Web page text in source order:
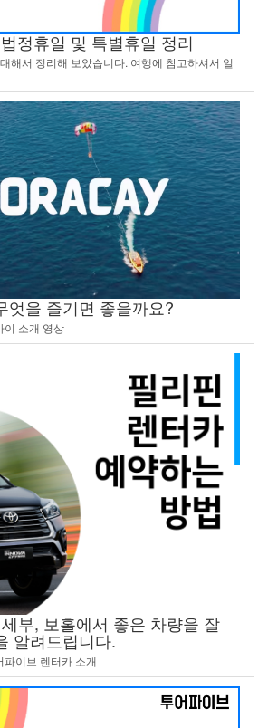
정휴일 및 특별휴일 정리
해서 정리해 보았습니다. 여행에 참고하셔서 일
엇을 즐기면 좋을까요?
이 소개 영상
부, 보홀에서 좋은 차량을 잘
알려드립니다.
이브 렌터카 소개